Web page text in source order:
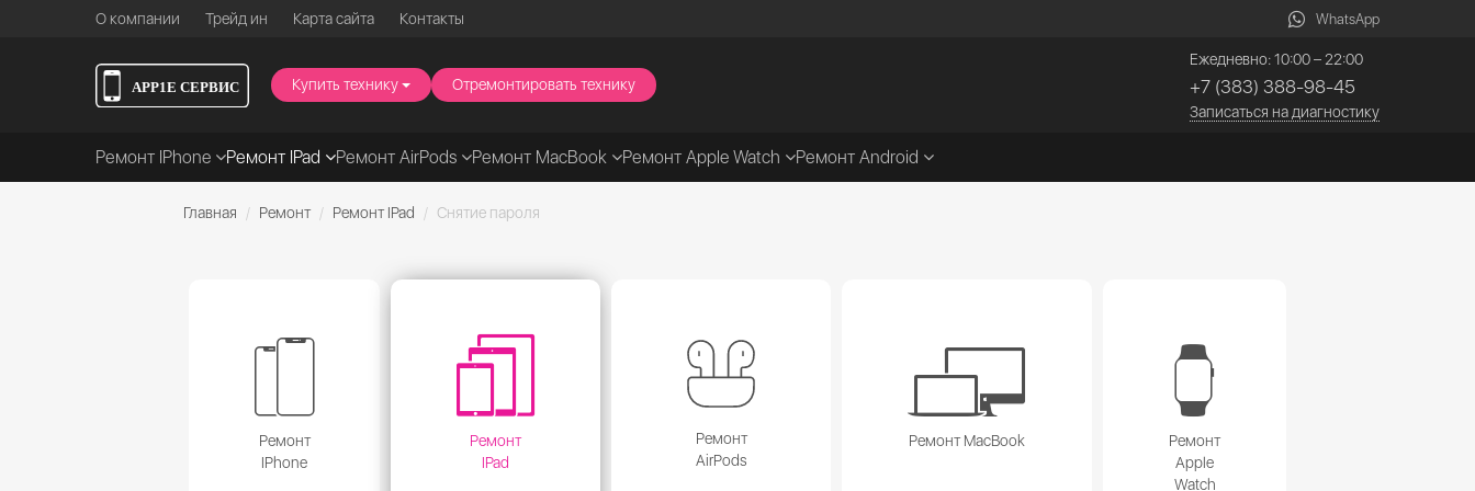
О компании Трейд ин Карта сайта Контакты WhatsApp
Купить технику Отремонтировать технику
Ежедневно: 10:00 – 22:00
+7 (383) 388-98-45
Записаться на диагностику
Ремонт IPhone Ремонт IPad Ремонт AirPods Ремонт MacBook Ремонт Apple Watch Ремонт Android
Главная Ремонт Ремонт IPad Снятие пароля
Ремонт
IPhone
Ремонт
IPad
Ремонт
AirPods
Ремонт MacBook
Ремонт
Apple
Watch